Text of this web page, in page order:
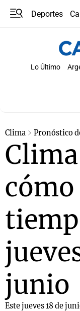
Deportes
Lo Último
Clima Pronóstico
cómo
junio
Este jueves 18 de